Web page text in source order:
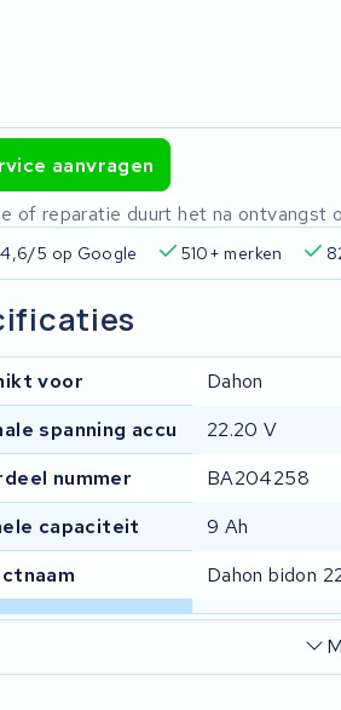
aanvragen
of reparatie duurt het na ontvangst
4,6/5 op Google 510+ merken
voor
Dahon
spanning accu
22.20 V
nummer
BA204258
capaciteit
9 Ah
Dahon bidon